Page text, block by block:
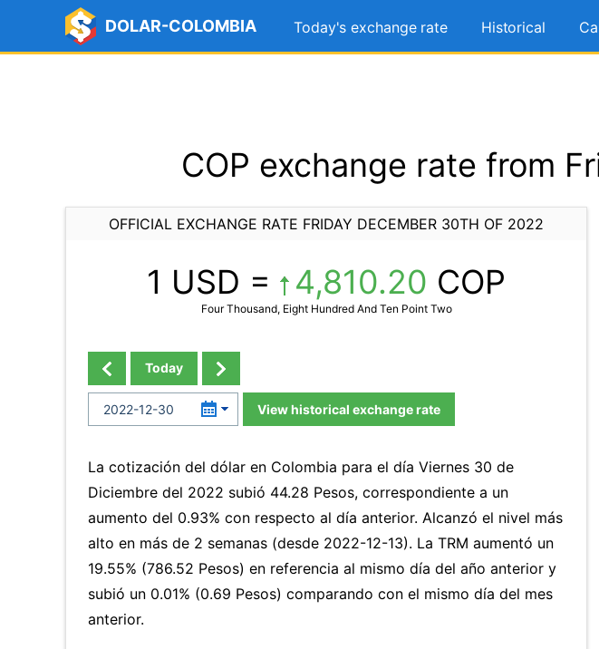
DOLAR-COLOMBIA Today's exchange rate Historical
COP exchange rate from
OFFICIAL EXCHANGE RATE FRIDAY DECEMBER 30TH OF 2022
1 USD = 4,810.20 COP
Four Thousand, Eight Hundred And Ten Point Two
Today
View historical exchange rate
La cotización del dólar en Colombia para el día Viernes 30 de
Diciembre del 2022 subió 44.28 Pesos, correspondiente a un
aumento del 0.93% con respecto al día anterior. Alcanzó el nivel más
alto en más de 2 semanas (desde 2022-12-13). La TRM aumentó un
19.55% (786.52 Pesos) en referencia al mismo día del año anterior y
subió un 0.01% (0.69 Pesos) comparando con el mismo día del mes
anterior.